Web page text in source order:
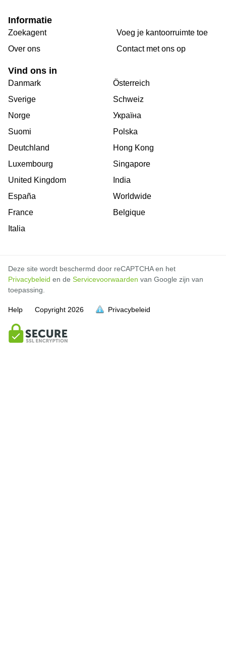
Informatie
Zoekagent
Over ons
Voeg je kantoorruimte toe
Сontact met ons op
Vind ons in
Danmark
Sverige
Norge
Suomi
Deutchland
Luxembourg
United Kingdom
España
France
Italia
Österreich
Schweiz
Україна
Polska
Hong Kong
Singapore
India
Worldwide
Belgique
Deze site wordt beschermd door reCAPTCHA en het
Privacybeleid en de Servicevoorwaarden van Google zijn van
toepassing.
Help Copyright 2026 Privacybeleid